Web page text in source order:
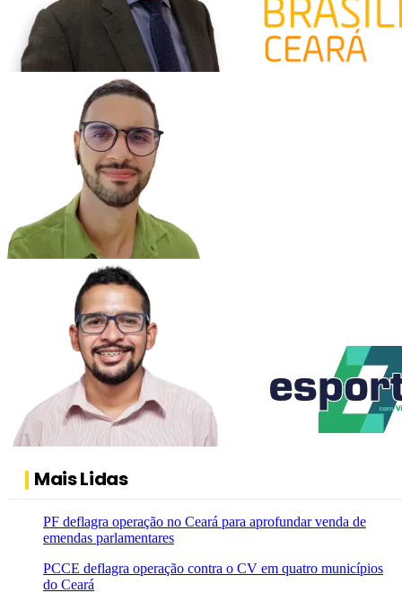
Mais Lidas
PF deflagra operação no Ceará para aprofundar venda de
emendas parlamentares
PCCE deflagra operação contra o CV em quatro municípios
do Ceará